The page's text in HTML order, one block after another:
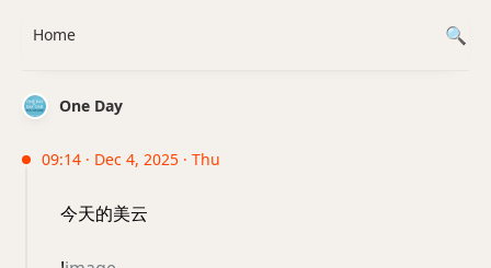
One Day
09:14 · Dec 4, 2025 · Thu
今天的美云
Home